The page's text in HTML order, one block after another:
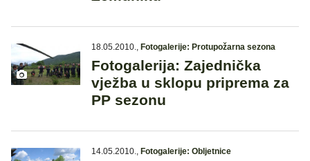
18.05.2010., Fotogalerije: Protupožarna sezona
Fotogalerija: Zajednička
vježba u sklopu priprema za
PP sezonu
14.05.2010., Fotogalerije: Obljetnice